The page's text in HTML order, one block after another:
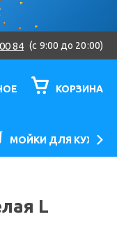
84 (c 9:00 до 20:00)
КОРЗИНА
МОЙКИ ДЛЯ КУХНИ
L